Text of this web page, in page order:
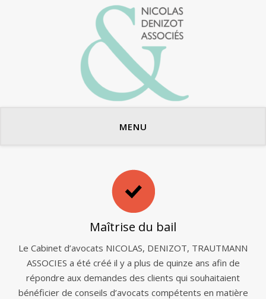
MENU
Maîtrise du bail
Le Cabinet d’avocats NICOLAS, DENIZOT, TRAUTMANN
ASSOCIES a été créé il y a plus de quinze ans afin de
répondre aux demandes des clients qui souhaitaient
bénéficier de conseils d’avocats compétents en matière